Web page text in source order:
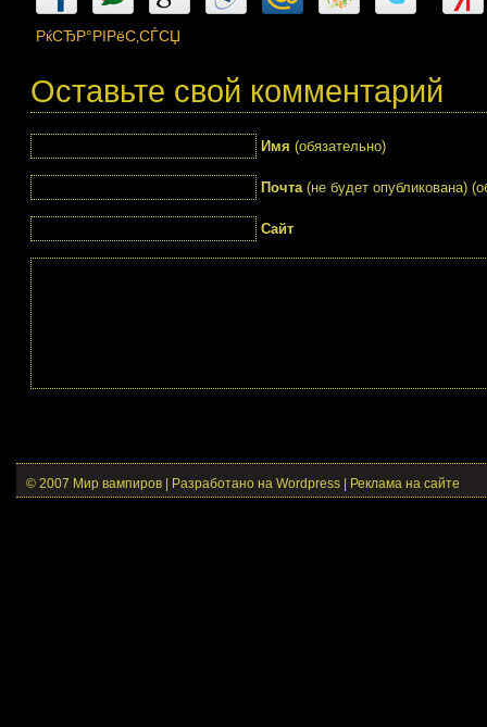
РќСЂР°РІРёС‚СЃСЏ
Оставьте свой комментарий
Имя (обязательно)
Почта(не будет опубликована)
Сайт
© 2007 Мир вампиров | Разработано на Wordpress | Реклама на сайте